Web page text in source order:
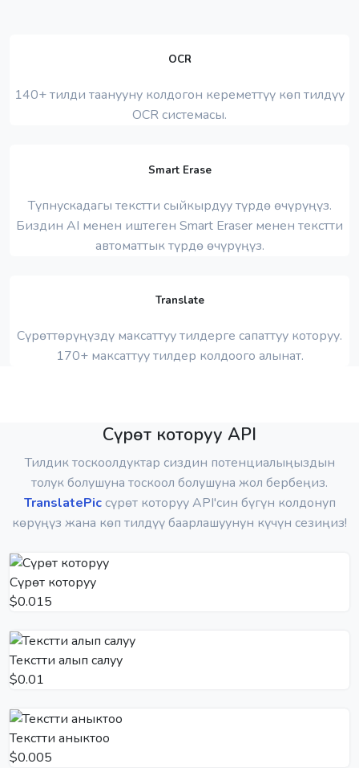
OCR
140+ тилди таанууну колдогон кереметтүү көп тилдүү
OCR системасы.
Smart Erase
Түпнускадагы текстти сыйкырдуу түрдө өчүрүңүз.
Биздин AI менен иштеген Smart Eraser менен текстти
автоматтык түрдө өчүрүңүз.
Translate
Сүрөттөрүңүздү максаттуу тилдерге сапаттуу которуу.
170+ максаттуу тилдер колдоого алынат.
Сүрөт которуу API
Тилдик тоскоолдуктар сиздин потенциалыңыздын
толук болушуна тоскоол болушуна жол бербеңиз.
TranslatePicсүрөт которуу API'син бүгүн колдонуп
көрүңүз жана көп тилдүү баарлашуунун күчүн сезиңиз!
Сүрөт которуу
$0.015
Текстти алып салуу
$0.01
Текстти аныктоо
$0.005